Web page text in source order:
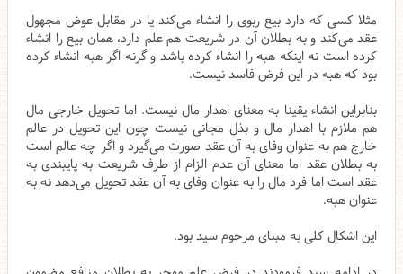
مثلا کسی که دارد بیع ربوی را انشاء می‌کند یا در مقابل عوض مجهول
عقد می‌کند و به بطلان آن در شریعت هم علم دارد، همان بیع را انشاء
کرده است نه اینکه هبه را انشاء کرده باشد و گرنه اگر هبه انشاء کرده
بود که هبه در این فرض فاسد نیست.
بنابراین انشاء یقینا به معنای اهدار مال نیست. اما تحویل خارجی مال
هم ملازم با اهدار مال و بذل مجانی نیست چون این تحویل در عالم
خارج هم به عنوان وفای به آن عقد صورت می‌گیرد و اگر چه عالم است
به بطلان عقد اما معنای آن عدم الزام از طرف شریعت به پایبندی به
عقد است اما فرد مال را به عنوان وفای به آن عقد تحویل می‌دهد نه به
عنوان هبه.
این اشکال کلی به مبنای مرحوم سید بود.